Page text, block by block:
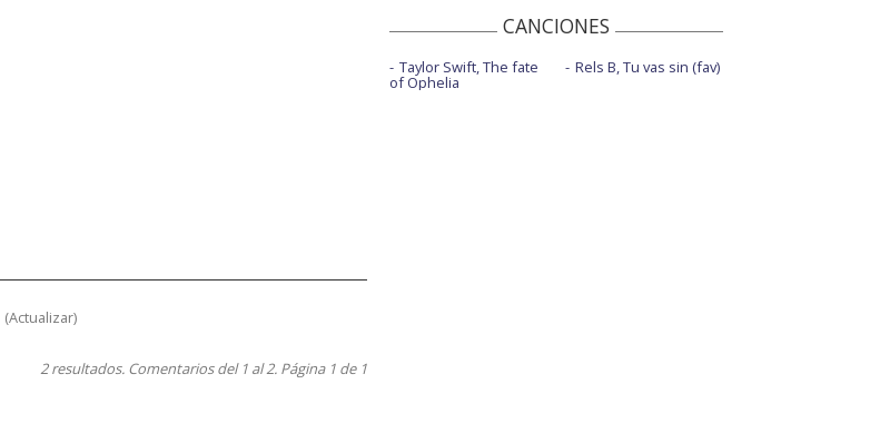
(Actualizar)
2 resultados. Comentarios del 1 al 2. Página 1 de 1
CANCIONES
Taylor Swift, The fate
of Ophelia
Rels B, Tu vas sin (fav)